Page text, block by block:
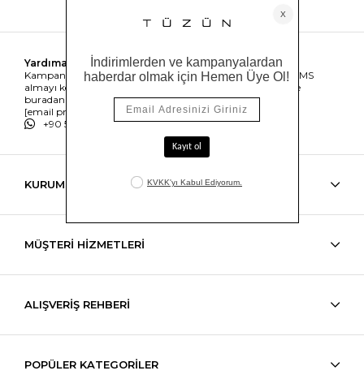
Yardıma mı ihtiyacın var?
Kampanyalar, ürünler ve değişiklikler hakkında e-mail ve SMS
almayı kendi rızamla kabul ediyorum. Gizlilik sözleşmesine
buradan ulaşabilirsin
[email protected]
+90 538 489 50 62
KURUMSAL
MÜŞTERİ HİZMETLERİ
ALIŞVERİŞ REHBERİ
POPÜLER KATEGORİLER